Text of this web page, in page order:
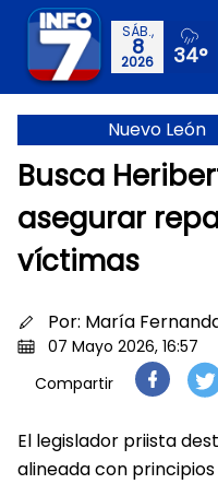
SÁB.,
8
2026 34°
Nuevo León
Busca
asegurar
víctimas
Por: María
07 Mayo 2026, 16:57
Compartir
El legislador priista
alineada con